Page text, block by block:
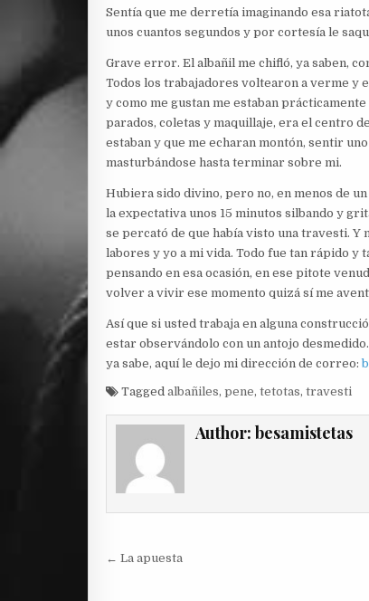
Sentía que me derretía imaginando esa
unos cuantos segundos y por cortesía le
Grave error. El albañil me chifló, ya saben,
Todos los trabajadores voltearon a verme y
y como me gustan me estaban
parados, coletas y maquillaje, era el centro
estaban y que me echaran montón, sentir
masturbándose hasta terminar sobre mi.
Hubiera sido divino, pero no, en menos de
la expectativa unos 15 minutos silbando y
se percató de que había visto una travesti.
labores y yo a mi vida. Todo fue tan rápido y
pensando en esa ocasión, en ese pitote
volver a vivir ese momento quizá sí me
Así que si usted trabaja en alguna
estar observándolo con un antojo
ya sabe, aquí le dejo mi dirección de correo:
Tagged albañiles, pene, tetotas, travesti
Author:besamistetas
Post
← La apuesta